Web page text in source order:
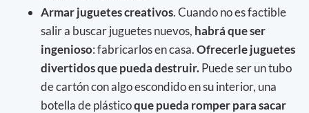
Armar juguetes creativos. Cuando no es factible
salir a buscar juguetes nuevos, habrá que ser
ingenioso: fabricarlos en casa.Ofrecerle juguetes
divertidos que pueda destruir.Puede ser un tubo
de cartón con algo escondido en su interior, una
botella de plásticoque pueda romper para sacar